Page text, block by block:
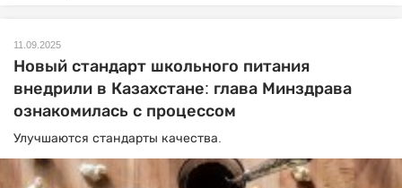
11.09.2025
Новый стандарт школьного питания
внедрили в Казахстане: глава Минздрава
ознакомилась с процессом
Улучшаются стандарты качества.